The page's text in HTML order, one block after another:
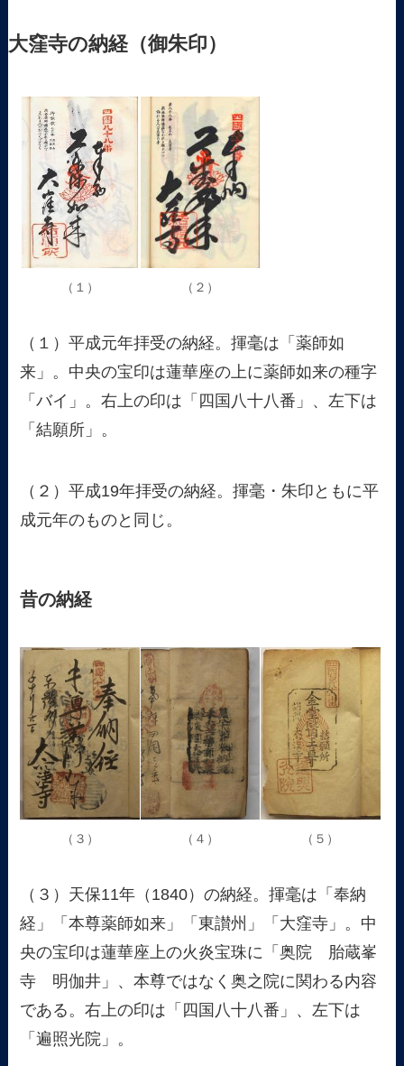
大窪寺の納経（御朱印）
（１） （２）
（１）平成元年拝受の納経。揮毫は「薬師如
来」。中央の宝印は蓮華座の上に薬師如来の種字
「バイ」。右上の印は「四国八十八番」、左下は
「結願所」。
（２）平成19年拝受の納経。揮毫・朱印ともに平
成元年のものと同じ。
昔の納経
（３） （４） （５）
（３）天保11年（1840）の納経。揮毫は「奉納
経」「本尊薬師如来」「東讃州」「大窪寺」。中
央の宝印は蓮華座上の火炎宝珠に「奥院 胎蔵峯
寺 明伽井」、本尊ではなく奥之院に関わる内容
である。右上の印は「四国八十八番」、左下は
「遍照光院」。